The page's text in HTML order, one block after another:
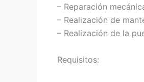
– Reparación
– Realización de
– Realización de la
Requisitos: